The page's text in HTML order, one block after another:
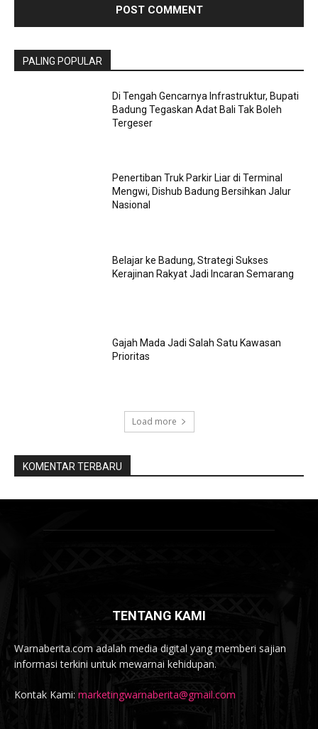
PALING POPULAR
Di Tengah Gencarnya Infrastruktur, Bupati
Badung Tegaskan Adat Bali Tak Boleh
Tergeser
Penertiban Truk Parkir Liar di Terminal
Mengwi, Dishub Badung Bersihkan Jalur
Nasional
Belajar ke Badung, Strategi Sukses
Kerajinan Rakyat Jadi Incaran Semarang
Gajah Mada Jadi Salah Satu Kawasan
Prioritas
Load more
KOMENTAR TERBARU
TENTANG KAMI
Warnaberita.com adalah media digital yang memberi sajian
informasi terkini untuk mewarnai kehidupan.
Kontak Kami: marketingwarnaberita@gmail.com